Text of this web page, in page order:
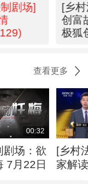
剧场]
[乡
创富
极狐
查看更多
00:32
剧场：欲
7月22日
[乡村
家解